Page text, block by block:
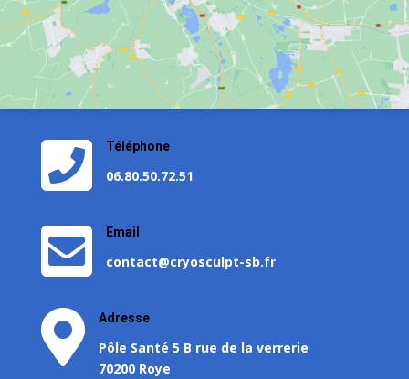
 Téléphone
06.80.50.72.51
 Email
contact@cryosculpt-sb.fr
 Adresse
Pôle Santé 5 B rue de la verrerie
70200 Roye